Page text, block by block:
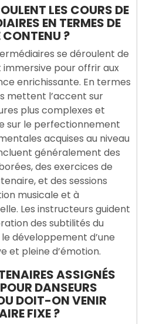
LES COURS DE
EN TERMES DE
CONTENU ?
se déroulent de
pour offrir aux
enrichissante. En termes
mettent l’accent sur
plus complexes et
sur le perfectionnement
acquises au niveau
généralement des
des exercices de
et des sessions
musicale et à
Les instructeurs guident
des subtilités du
développement d’une
et pleine d’émotion.
ASSIGNÉS
DANSEURS
DOIT-ON VENIR
FIXE ?